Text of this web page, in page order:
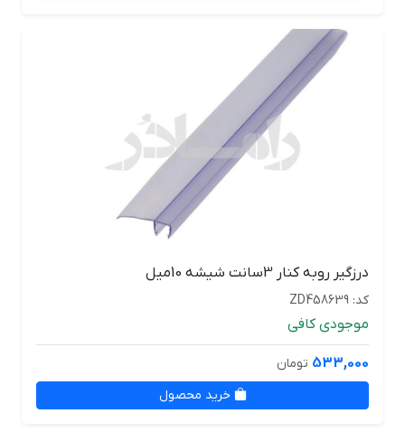
درزگیر روبه کنار 3سانت شیشه 10میل
کد: ZD458639
موجودی کافی
533,000 تومان
خرید محصول